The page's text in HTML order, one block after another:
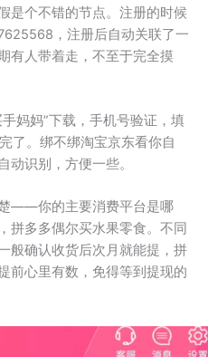
是个不错的节点。注册的时候
，注册后自动关联了一
有人带着走，不至于完全摸
妈妈”下载，手机号验证，填
了。绑不绑淘宝京东看你自
动识别，方便一些。
——你的主要消费平台是哪
拼多多偶尔买水果零食。不同
般确认收货后次月就能提，拼
前心里有数，免得等到提现的